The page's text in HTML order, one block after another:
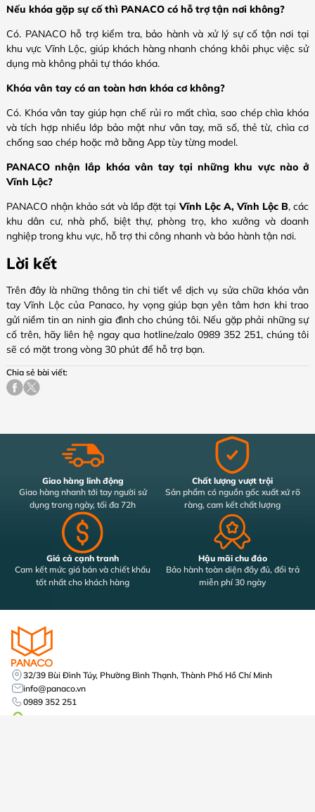
Nếu khóa gặp sự cố thì PANACO có hỗ trợ tận nơi không?
Có. PANACO hỗ trợ kiểm tra, bảo hành và xử lý sự cố tận nơi tại
khu vực Vĩnh Lộc, giúp khách hàng nhanh chóng khôi phục việc sử
dụng mà không phải tự tháo khóa.
Khóa vân tay có an toàn hơn khóa cơ không?
Có. Khóa vân tay giúp hạn chế rủi ro mất chìa, sao chép chìa khóa
và tích hợp nhiều lớp bảo mật như vân tay, mã số, thẻ từ, chìa cơ
chống sao chép hoặc mở bằng App tùy từng model.
PANACO nhận lắp khóa vân tay tại những khu vực nào ở
Vĩnh Lộc?
PANACO nhận khảo sát và lắp đặt tại Vĩnh Lộc A, Vĩnh Lộc B, các
khu dân cư, nhà phố, biệt thự, phòng trọ, kho xưởng và doanh
nghiệp trong khu vực, hỗ trợ thi công nhanh và bảo hành tận nơi.
Lời kết
Trên đây là những thông tin chi tiết về dịch vụ sửa chữa khóa vân
tay Vĩnh Lộc của Panaco, hy vọng giúp bạn yên tâm hơn khi trao
gửi niềm tin an ninh gia đình cho chúng tôi. Nếu gặp phải những sự
cố trên, hãy liên hệ ngay qua hotline/zalo 0989 352 251, chúng tôi
sẽ có mặt trong vòng 30 phút để hỗ trợ bạn.
Chia sẻ bài viết:
Giao hàng linh động
Giao hàng nhanh tới tay người sử
dụng trong ngày, tối đa 72h
Chất lượng vượt trội
Sản phẩm có nguồn gốc xuất xứ rõ
ràng, cam kết chất lượng
Giá cả cạnh tranh
Cam kết mức giá bán và chiết khấu
tốt nhất cho khách hàng
Hậu mãi chu đáo
Bảo hành toàn diện đầy đủ, đổi trả
miễn phí 30 ngày
32/39 Bùi Đình Túy, Phường Bình Thạnh, Thành Phố Hồ Chí Minh
info@panaco.vn
0989 352 251